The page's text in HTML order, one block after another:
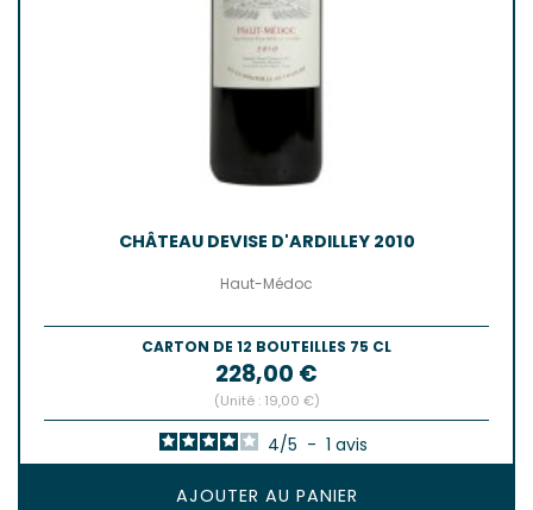
CHÂTEAU DEVISE D'ARDILLEY 2010
Haut-Médoc
CARTON DE 12 BOUTEILLES 75 CL
Prix
228,00 €
(Unité : 19,00 €)
4/5 - 1 avis
AJOUTER AU PANIER